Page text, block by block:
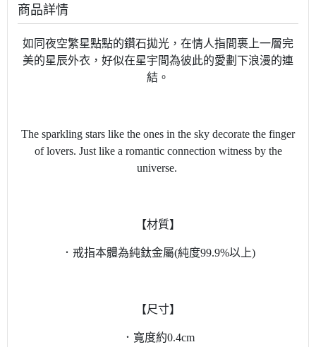
商品詳情
如同夜空繁星點點的鑽石拋光，在情人指間裹上一層完
美的星辰外衣，好似在星宇間為彼此的愛劃下浪漫的連
結。
The sparkling stars like the ones in the sky decorate the finger
of lovers. Just like a romantic connection witness by the
universe.
【材質】
．戒指本體為純鈦金屬(純度99.9%以上)
【尺寸】
．寬度約0.4cm